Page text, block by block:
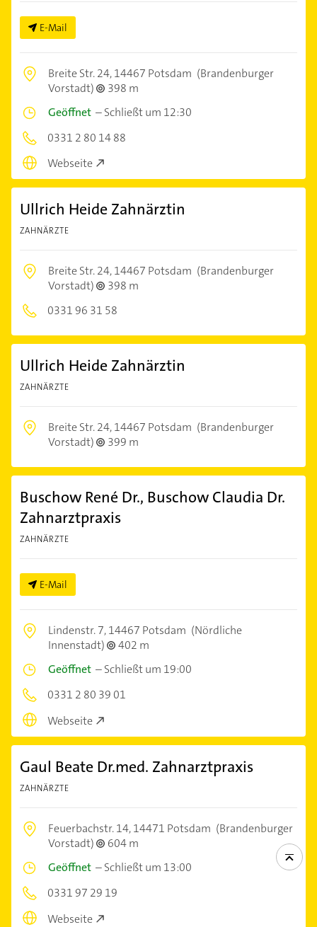
E-Mail
Breite Str. 24,14467 Potsdam (Brandenburger
Vorstadt)
398 m
Geöffnet –Schließt um 12:30
0331 2 80 14 88
Webseite
Ullrich Heide Zahnärztin
ZAHNÄRZTE
Breite Str. 24,14467 Potsdam (Brandenburger
Vorstadt)
398 m
0331 96 31 58
Ullrich Heide Zahnärztin
ZAHNÄRZTE
Breite Str. 24,14467 Potsdam (Brandenburger
Vorstadt)
399 m
Buschow René Dr., Buschow Claudia Dr.
Zahnarztpraxis
ZAHNÄRZTE
E-Mail
Lindenstr. 7,14467 Potsdam (Nördliche
Innenstadt)
402 m
Geöffnet –Schließt um 19:00
0331 2 80 39 01
Webseite
Gaul Beate Dr.med. Zahnarztpraxis
ZAHNÄRZTE
Feuerbachstr. 14,14471 Potsdam (Brandenburger
Vorstadt)
604 m
Geöffnet –Schließt um 13:00
0331 97 29 19
Webseite